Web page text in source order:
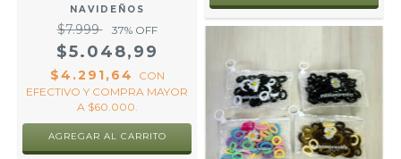
NAVIDEÑOS
$7.999 37% OFF
$5.048,99
$4.291,64
CON
EFECTIVO Y COMPRA MAYOR
A $60.000.
AGREGAR AL CARRITO